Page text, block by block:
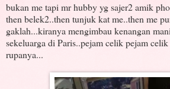
bukan me tapi mr hubby yg sajer2 amik
then belek2..then tunjuk kat me..then me
gaklah...kiranya mengimbau kenangan
sekeluarga di Paris..pejam celik pejam
rupanya...